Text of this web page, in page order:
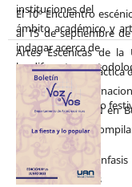
instituciones del
ámbito académico y
indagar acerca de
las diferentes
e investigación –
creación del Teatro
Dando especial
estudiantes de las
El 10º Encuentro
al 15 de septiembre
Artes Escénicas de
investigación Didáctica
y el Centro
Ibérica de la UAN en
participantes se